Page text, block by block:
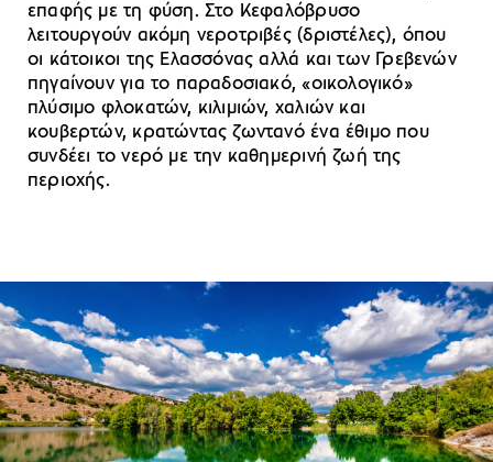
επαφής με τη φύση. Στο Κεφαλόβρυσο
λειτουργούν ακόμη νεροτριβές (δριστέλες), όπου
οι κάτοικοι της Ελασσόνας αλλά και των Γρεβενών
πηγαίνουν για το παραδοσιακό, «οικολογικό»
πλύσιμο φλοκατών, κιλιμιών, χαλιών και
κουβερτών, κρατώντας ζωντανό ένα έθιμο που
συνδέει το νερό με την καθημερινή ζωή της
περιοχής.